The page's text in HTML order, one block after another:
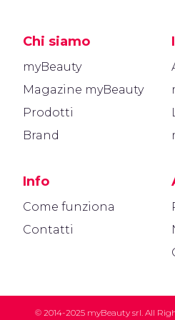
Chi siamo
myBeauty
Magazine myBeauty
Prodotti
Brand
Info
Come funziona
Contatti
© 2014-2025 myBeauty srl. All